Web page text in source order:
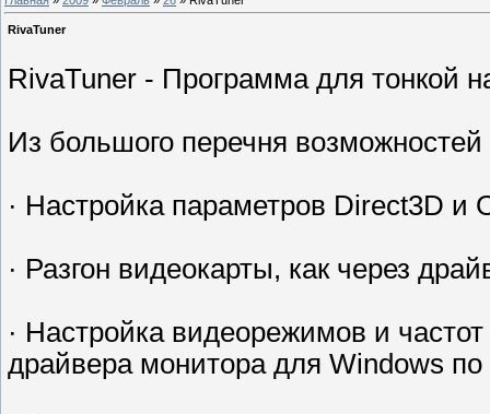
RivaTuner
RivaTuner - Программа для тонкой
Из большого перечня
· Настройка параметров Direct3D и
· Разгон видеокарты, как через
· Настройка видеорежимов и
драйвера монитора для Windows